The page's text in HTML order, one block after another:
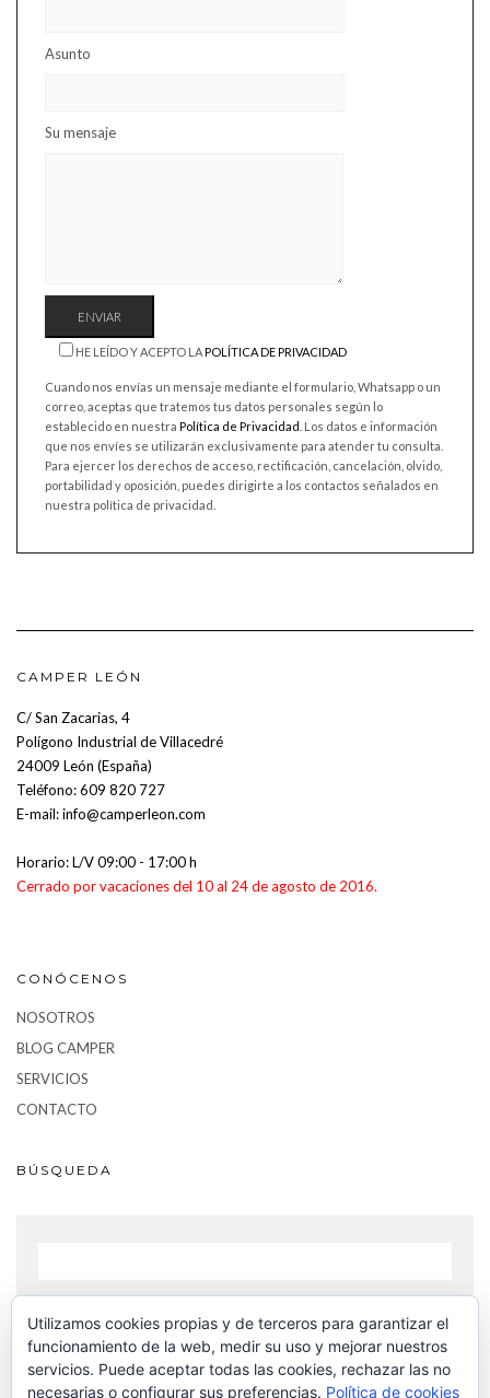
Asunto
Su mensaje
HE LEÍDO Y ACEPTO LAPOLÍTICA DE PRIVACIDAD
Cuando nos envías un mensaje mediante el formulario, Whatsapp o un
correo, aceptas que tratemos tus datos personales según lo
establecido en nuestra Política de Privacidad . Los datos e información
que nos envíes se utilizarán exclusivamente para atender tu consulta.
Para ejercer los derechos de acceso, rectificación, cancelación, olvido,
portabilidad y oposición, puedes dirigirte a los contactos señalados en
nuestra política de privacidad.
CAMPER LEÓN
C/ San Zacarias, 4
Polígono Industrial de Villacedré
24009 León (España)
Teléfono:609 820 727
E-mail:info@camperleon.com
Horario: L/V 09:00 - 17:00 h
Cerrado por vacaciones del 10 al 24 de agosto de 2016.
CONÓCENOS
NOSOTROS
BLOG CAMPER
SERVICIOS
CONTACTO
BÚSQUEDA
BUSCAR
Utilizamos cookies propias y de terceros para garantizar el
funcionamiento de la web, medir su uso y mejorar nuestros
servicios. Puede aceptar todas las cookies, rechazar las no
necesarias o configurar sus preferencias. Política de cookies